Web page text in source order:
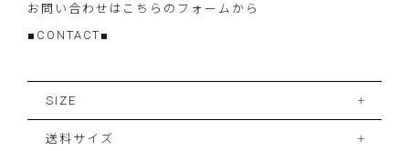
お問い合わせはこちらのフォームから
■CONTACT■
SIZE
送料サイズ